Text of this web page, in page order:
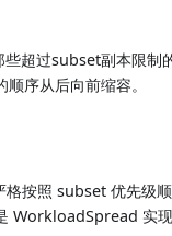
些超过subset副本限制
序从后向前缩容。
按照 subset 优先级
WorkloadSpread 实现